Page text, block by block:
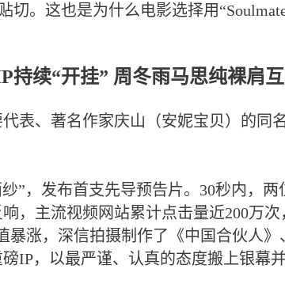
切。这也是为什么电影选择用
持续“开挂” 周冬雨马思纯裸肩
表、著名作家庆山（安妮宝贝）的同
”，发布首支先导预告片。30秒内，
，主流视频网站累计点击量近200万
涨，深信拍摄制作了《中国合伙人
IP，以最严谨、认真的态度搬上银幕并